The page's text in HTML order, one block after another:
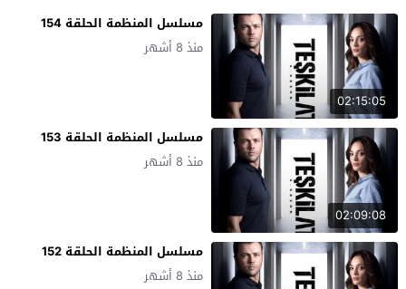
02:15:05
مسلسل المنظمة الحلقة 154
منذ 8 أشهر
02:09:08
مسلسل المنظمة الحلقة 153
منذ 8 أشهر
مسلسل المنظمة الحلقة 152
منذ 8 أشهر